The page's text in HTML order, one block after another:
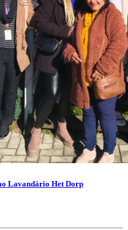
Lavandário Het Dorp